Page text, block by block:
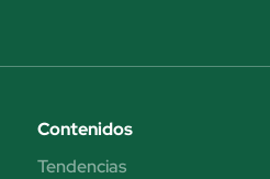
Contenidos
Tendencias